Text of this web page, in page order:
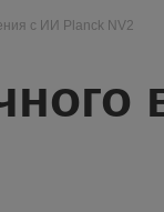
с ИИ Planck NV2